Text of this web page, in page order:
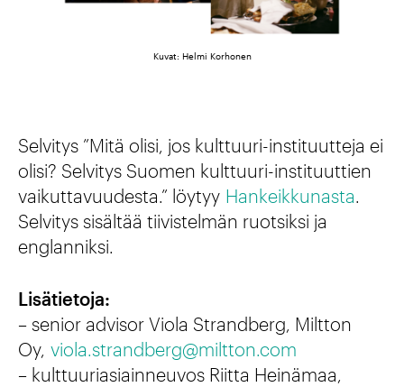
Kuvat: Helmi Korhonen
Selvitys ”Mitä olisi, jos kulttuuri-instituutteja ei
olisi? Selvitys Suomen kulttuuri-instituuttien
vaikuttavuudesta.” löytyy Hankeikkunasta
Selvitys sisältää tiivistelmän ruotsiksi ja
englanniksi.
Lisätietoja:
– senior advisor Viola Strandberg, Miltton
Oy, viola.strandberg@miltton.com
– kulttuuriasiainneuvos Riitta Heinämaa,